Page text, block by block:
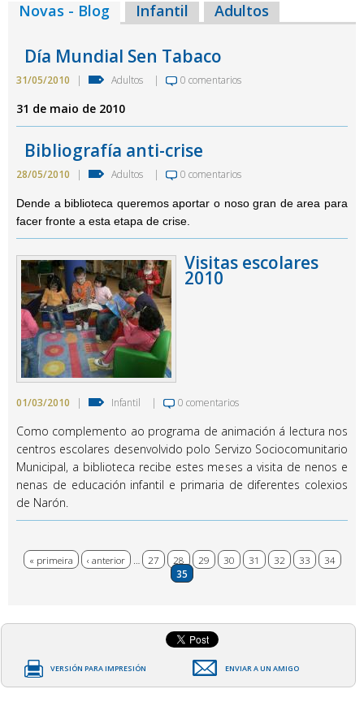
Novas - Blog (solapa activa)
Infantil Adultos
Día Mundial Sen Tabaco
31/05/2010 | Adultos | 0 comentarios
31 de maio de 2010
Bibliografía anti-crise
28/05/2010 | Adultos | 0 comentarios
Dende a biblioteca queremos aportar o noso gran de area para
facer fronte a esta etapa de crise.
Visitas escolares
2010
01/03/2010 | Infantil | 0 comentarios
Como complemento ao programa de animación á lectura nos
centros escolares desenvolvido polo Servizo Sociocomunitario
Municipal, a biblioteca recibe estes meses a visita de nenos e
nenas de educación infantil e primaria de diferentes colexios
de Narón.
Páxinas
« primeira ‹ anterior 27 28 29 30 31 32 33
34
35
VERSIÓN PARA IMPRESIÓN ENVIAR A UN AMIGO